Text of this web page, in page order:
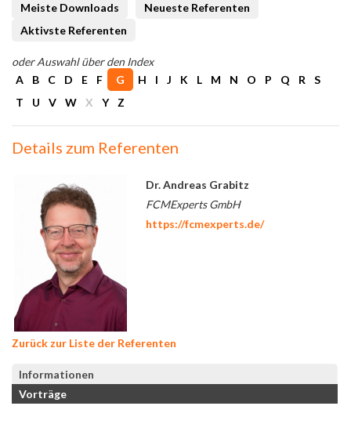
Meiste Downloads
Neueste Referenten
Aktivste Referenten
oder Auswahl über den Index
A
B C D E F G H I J K L M N O P Q R
S
T
U V W X Y Z
Details zum Referenten
Dr. Andreas Grabitz
FCMExperts GmbH
https://fcmexperts.de/
Zurück zur Liste der Referenten
Informationen
Vorträge